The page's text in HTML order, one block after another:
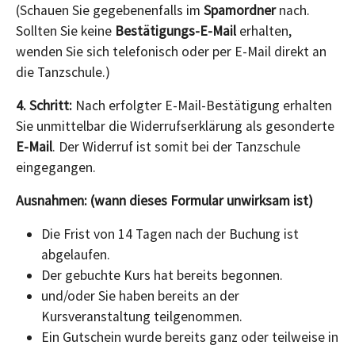
(Schauen Sie gegebenenfalls im Spamordnernach.
Sollten Sie keine Bestätigungs-E-Mail erhalten,
wenden Sie sich telefonisch oder per E-Mail direkt an
die Tanzschule.)
4. Schritt: Nach erfolgter E-Mail-Bestätigung erhalten
Sie unmittelbar die Widerrufserklärung als gesonderte
E-Mail. Der Widerruf ist somit bei der Tanzschule
eingegangen.
Ausnahmen: (wann dieses Formular unwirksam ist)
Die Frist von 14 Tagen nach der Buchung ist
abgelaufen.
Der gebuchte Kurs hat bereits begonnen.
und/oder Sie haben bereits an der
Kursveranstaltung teilgenommen.
Ein Gutschein wurde bereits ganz oder teilweise in